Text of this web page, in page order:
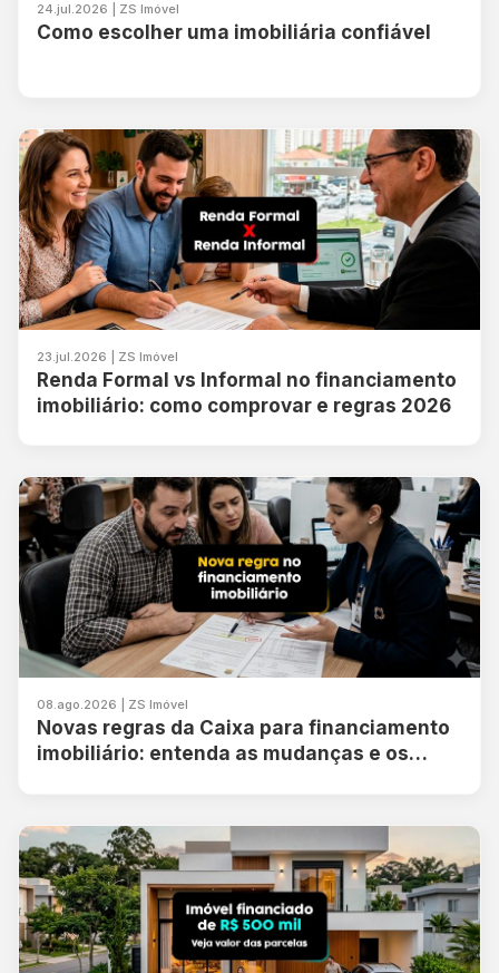
24.jul.2026 | ZS Imóvel
Como escolher uma imobiliária confiável
23.jul.2026 | ZS Imóvel
Renda Formal vs Informal no financiamento
imobiliário: como comprovar e regras 2026
08.ago.2026 | ZS Imóvel
Novas regras da Caixa para financiamento
imobiliário: entenda as mudanças e os